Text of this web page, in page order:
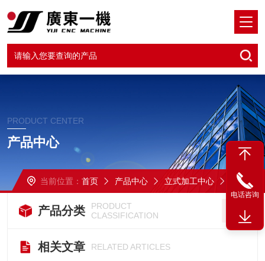
PRODUCT CENTER
产品中心
当前位置： 首页 产品中心 立式加工中心 VMC-1270两线一硬
产品分类
PRODUCT
CLASSIFICATION
相关文章 RELATED ARTICLES
电话咨询